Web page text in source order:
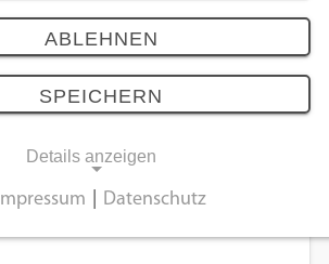
- Ein Leben im Zeichen des
legendären Globetrotter-Zentrale
ABLEHNEN
SPEICHERN
Details anzeigen
Impressum Datenschutz